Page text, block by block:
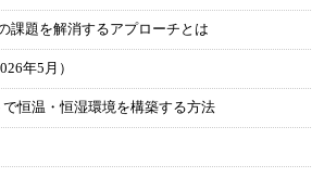
題を解消するアプローチとは
年5月）
恒温・恒湿環境を構築する方法